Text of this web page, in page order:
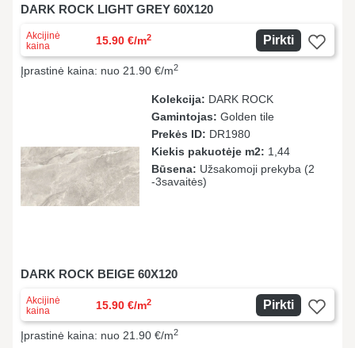
DARK ROCK LIGHT GREY 60X120
Akcijinė
kaina
15.90 €/m2 Pirkti
Įprastinė kaina: nuo 21.90 €/m2
Kolekcija: DARK ROCK
Gamintojas: Golden tile
Prekės ID: DR1980
Kiekis pakuotėje m2: 1,44
Būsena: Užsakomoji prekyba (2
-3savaitės)
DARK ROCK BEIGE 60X120
Akcijinė
kaina
15.90 €/m2 Pirkti
Įprastinė kaina: nuo 21.90 €/m2